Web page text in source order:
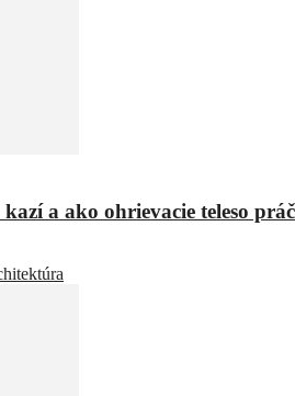
kazí a ako ohrievacie teleso